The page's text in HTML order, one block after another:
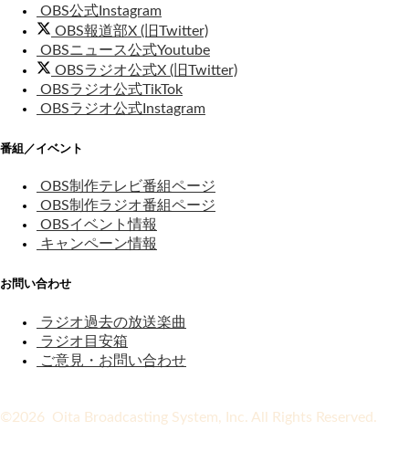
OBS公式Instagram
OBS報道部X (旧Twitter)
OBSニュース公式Youtube
OBSラジオ公式X (旧Twitter)
OBSラジオ公式TikTok
OBSラジオ公式Instagram
番組／イベント
OBS制作テレビ番組ページ
OBS制作ラジオ番組ページ
OBSイベント情報
キャンペーン情報
お問い合わせ
ラジオ過去の放送楽曲
ラジオ目安箱
ご意見・お問い合わせ
©2026 Oita Broadcasting System, Inc. All Rights Reserved.